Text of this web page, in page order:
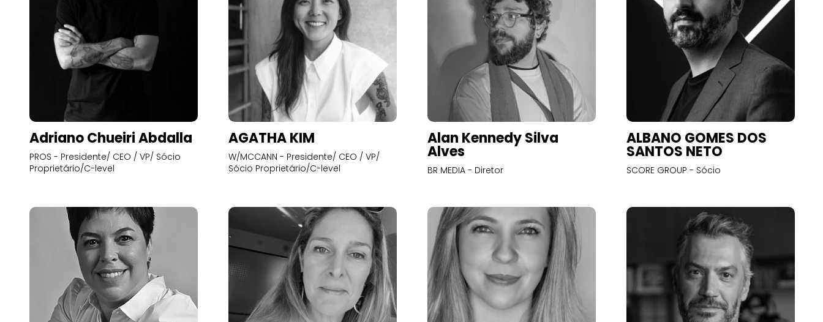
Adriano Chueiri Abdalla
PROS - Presidente/ CEO / VP/ Sócio
Proprietário/C-level
AGATHA KIM
W/MCCANN - Presidente/ CEO / VP/
Sócio Proprietário/C-level
Alan Kennedy Silva
Alves
BR MEDIA - Diretor
ALBANO GOMES DOS
SANTOS NETO
SCORE GROUP - Sócio